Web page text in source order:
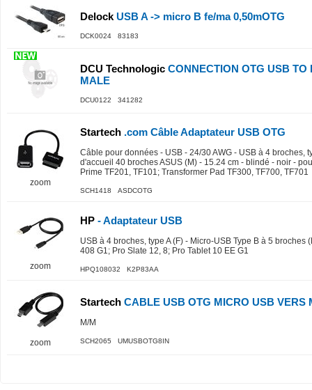
Delock USB A -> micro B fe/ma 0,50mOTG
DCK0024 83183
DCU Technologic CONNECTION OTG USB
MALE
DCU0122 341282
zoom
Startech .com Câble Adaptateur USB OTG
Câble pour données - USB - 24/30 AWG - USB à 4 broches,
d'accueil 40 broches ASUS (M) - 15.24 cm - blindé - noir -
Prime TF201, TF101; Transformer Pad TF300, TF700, TF701
SCH1418 ASDCOTG
zoom
HP - Adaptateur USB
USB à 4 broches, type A (F) - Micro-USB Type B à 5 broches
408 G1; Pro Slate 12, 8; Pro Tablet 10 EE G1
HPQ108032 K2P83AA
zoom
Startech CABLE USB OTG MICRO USB VERS
M/M
SCH2065 UMUSBOTG8IN